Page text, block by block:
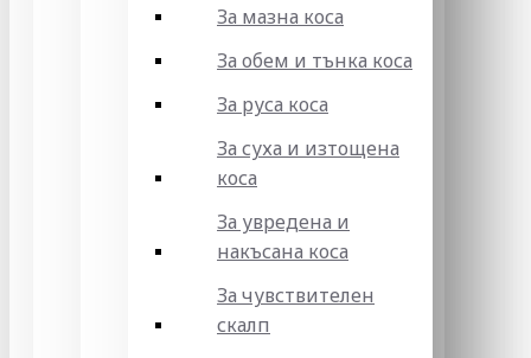
За мазна коса
За обем и тънка коса
За руса коса
За суха и изтощена
коса
За увредена и
накъсана коса
За чувствителен
скалп